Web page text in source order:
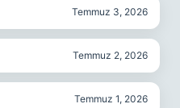
Temmuz 3, 2026
Temmuz 2, 2026
Temmuz 1, 2026